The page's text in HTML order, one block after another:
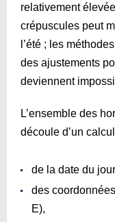
relativement
crépuscules peut
l’été ; les
des ajustements
deviennent
L’ensemble des
découle d’un
de la date du
des
E),